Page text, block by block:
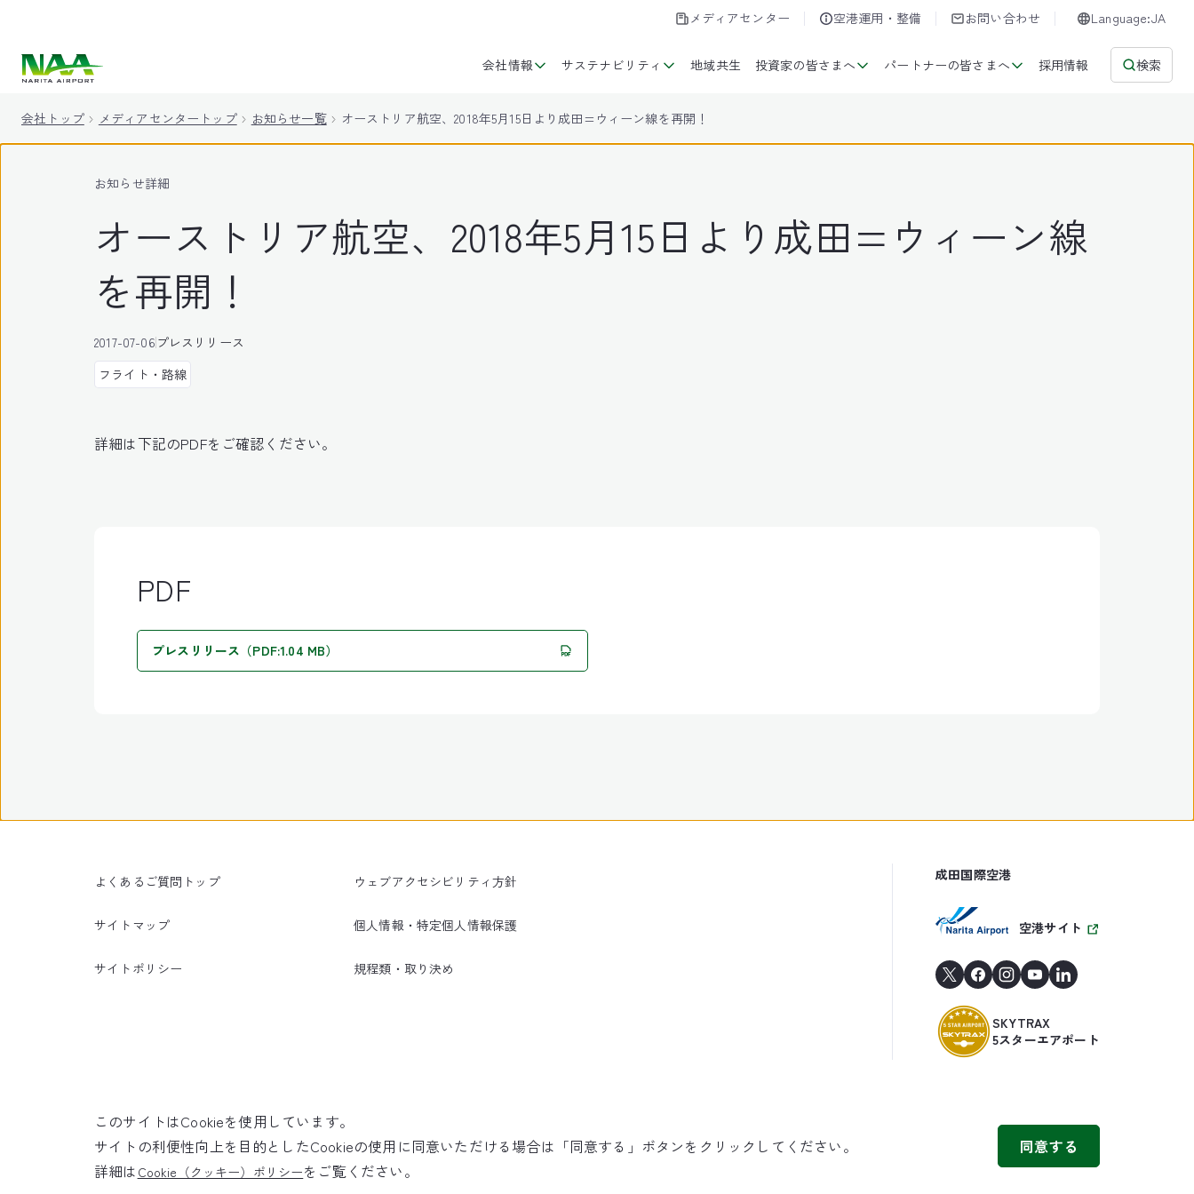
メディアセンター 空港運用・整備 お問い合わせ Language:JA
会社情報 サステナビリティ 地域共生 投資家の皆さまへ パートナーの皆さまへ 採用情報 検索
会社トップ メディアセンタートップ お知らせ一覧 オーストリア航空、2018年5月15日より成田=ウィーン線を再開！
お知らせ詳細
オーストリア航空、2018年5月15日より成田=ウィーン線
を再開！
2017-07-06プレスリリース
フライト・路線
詳細は下記のPDFをご確認ください。
PDF
プレスリリース（PDF:1.04 MB）
よくあるご質問トップ
サイトマップ
サイトポリシー
ウェブアクセシビリティ方針
個人情報・特定個人情報保護
規程類・取り決め
成田国際空港
空港サイト
SKYTRAX
5スターエアポート
©NARITA INTERNATIONAL AIRPORT CORPORATION
このサイトはCookieを使用しています。
サイトの利便性向上を目的としたCookieの使用に同意いただける場合は「同意する」ボタンをクリックしてください。
詳細は Cookie（クッキー）ポリシーをご覧ください。
同意する